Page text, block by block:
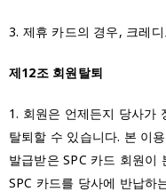
3. 제휴 카드의 경우, 크레
제12조 회원탈퇴
1. 회원은 언제든지 당사가
탈퇴할 수 있습니다. 본 이
발급받은 SPC 카드 회원이
SPC 카드를 당사에 반납하